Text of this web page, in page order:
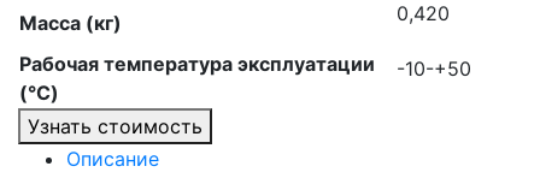
Масса (кг) 0,420
Рабочая температура эксплуатации
(°C)
-10-+50
Узнать стоимость
Описание